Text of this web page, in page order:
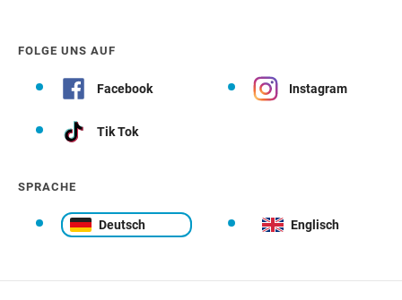
FOLGE UNS AUF
Facebook Instagram
Tik Tok
SPRACHE
Deutsch Englisch